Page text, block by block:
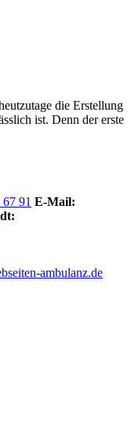
die Erstellung
ist. Denn der erste
91 E-Mail:
ambulanz.de